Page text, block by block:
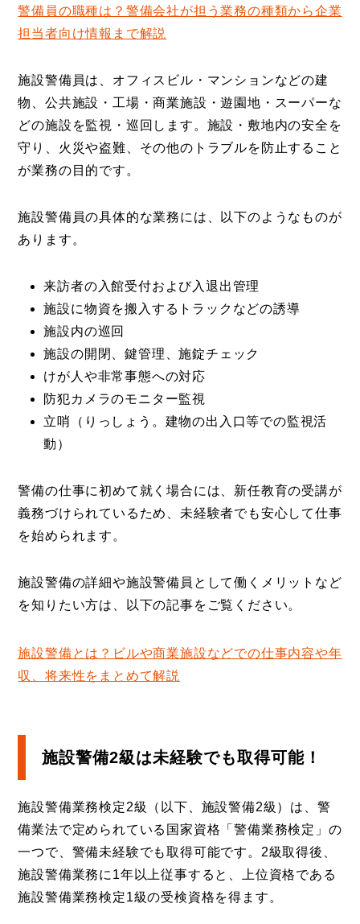
警備員の職種は？警備会社が担う業務の種類から企業
担当者向け情報まで解説
施設警備員は、オフィスビル・マンションなどの建
物、公共施設・工場・商業施設・遊園地・スーパーな
どの施設を監視・巡回します。施設・敷地内の安全を
守り、火災や盗難、その他のトラブルを防止すること
が業務の目的です。
施設警備員の具体的な業務には、以下のようなものが
あります。
来訪者の入館受付および入退出管理
施設に物資を搬入するトラックなどの誘導
施設内の巡回
施設の開閉、鍵管理、施錠チェック
けが人や非常事態への対応
防犯カメラのモニター監視
立哨（りっしょう。建物の出入口等での監視活
動）
警備の仕事に初めて就く場合には、新任教育の受講が
義務づけられているため、未経験者でも安心して仕事
を始められます。
施設警備の詳細や施設警備員として働くメリットなど
を知りたい方は、以下の記事をご覧ください。
施設警備とは？ビルや商業施設などでの仕事内容や年
収、将来性をまとめて解説
施設警備2級は未経験でも取得可能！
施設警備業務検定2級（以下、施設警備2級）は、警
備業法で定められている国家資格「警備業務検定」の
一つで、警備未経験でも取得可能です。2級取得後、
施設警備業務に1年以上従事すると、上位資格である
施設警備業務検定1級の受検資格を得ます。